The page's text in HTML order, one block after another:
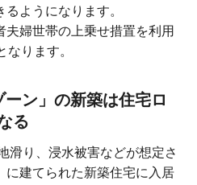
ようになります。
婦世帯の上乗せ措置を利用
ります。
ーン」の新築は住宅ロ
る
滑り、浸水被害などが想定さ
に建てられた新築住宅に入居